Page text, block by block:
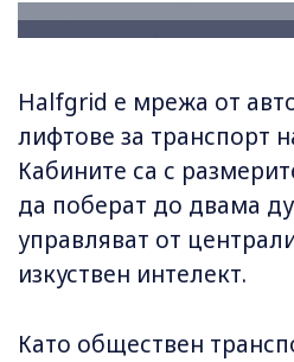
Halfgrid е мрежа от
лифтове за транспорт
Кабините са с
да поберат до двама
управляват от
изкуствен интелект.
Като обществен